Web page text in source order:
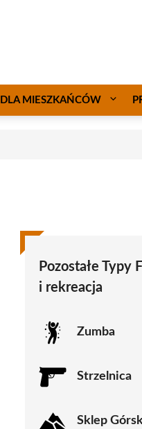
DLA MIESZKAŃCÓW
Pozostałe Typy
i rekreacja
Zumba
Strzelnica
Sklep